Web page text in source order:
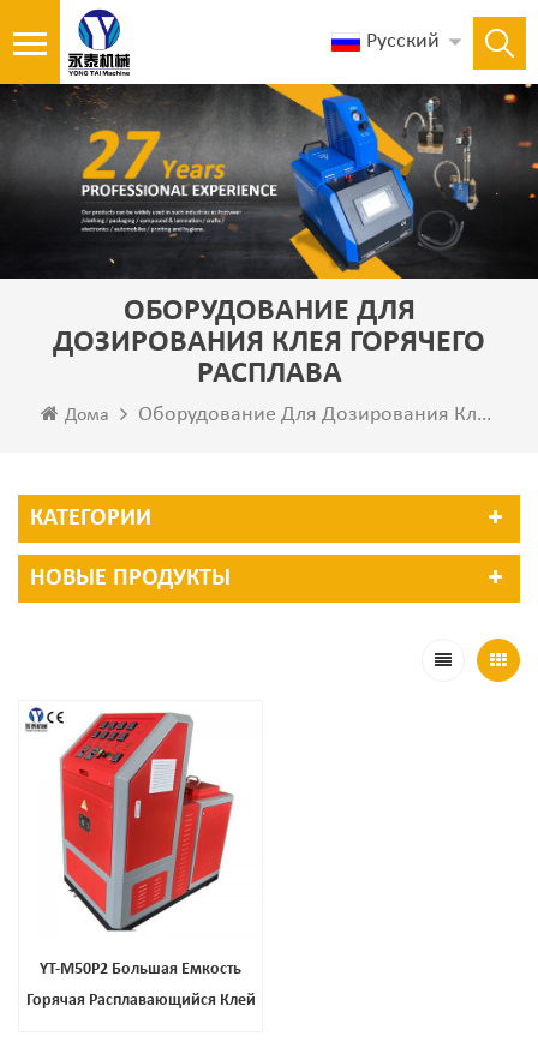
Русский
ОБОРУДОВАНИЕ ДЛЯ
ДОЗИРОВАНИЯ КЛЕЯ ГОРЯЧЕГО
РАСПЛАВА
Дома Оборудование Для Дозирования Клея Горячего Расплава
КАТЕГОРИИ
НОВЫЕ ПРОДУКТЫ
YT-M50P2 Большая Емкость
Горячая Расплавающийся Клей